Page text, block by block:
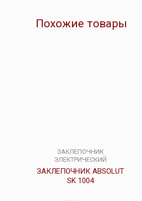
Похожие товары
ЗАКЛЕПОЧНИК
ЭЛЕКТРИЧЕСКИЙ
ЗАКЛЕПОЧНИК ABSOLUT
SK 1004